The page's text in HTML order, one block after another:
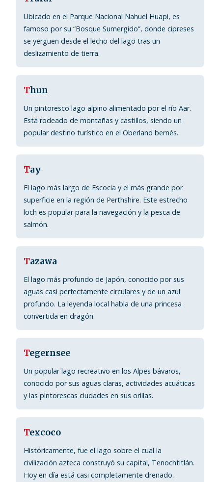
Ubicado en el Parque Nacional Nahuel Huapi, es
famoso por su “Bosque Sumergido”, donde cipreses
se yerguen desde el lecho del lago tras un
deslizamiento de tierra.
Thun
Un pintoresco lago alpino alimentado por el río Aar.
Está rodeado de montañas y castillos, siendo un
popular destino turístico en el Oberland bernés.
Tay
El lago más largo de Escocia y el más grande por
superficie en la región de Perthshire. Este estrecho
loch es popular para la navegación y la pesca de
salmón.
Tazawa
El lago más profundo de Japón, conocido por sus
aguas casi perfectamente circulares y de un azul
profundo. La leyenda local habla de una princesa
convertida en dragón.
Tegernsee
Un popular lago recreativo en los Alpes bávaros,
conocido por sus aguas claras, actividades acuáticas
y las pintorescas ciudades en sus orillas.
Texcoco
Históricamente, fue el lago sobre el cual la
civilización azteca construyó su capital, Tenochtitlán.
Hoy en día está casi completamente drenado.